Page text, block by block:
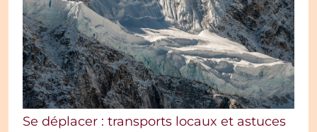
Se déplacer : transports locaux et astuces